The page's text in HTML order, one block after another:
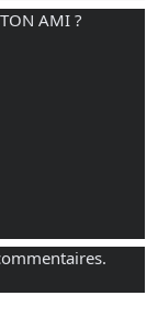
AMI ?